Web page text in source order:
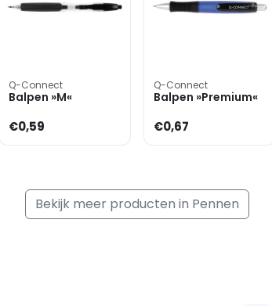
Q-Connect
Balpen »M«
€0,59
Q-Connect
Balpen »Premium«
€0,67
Bekijk meer producten in Pennen